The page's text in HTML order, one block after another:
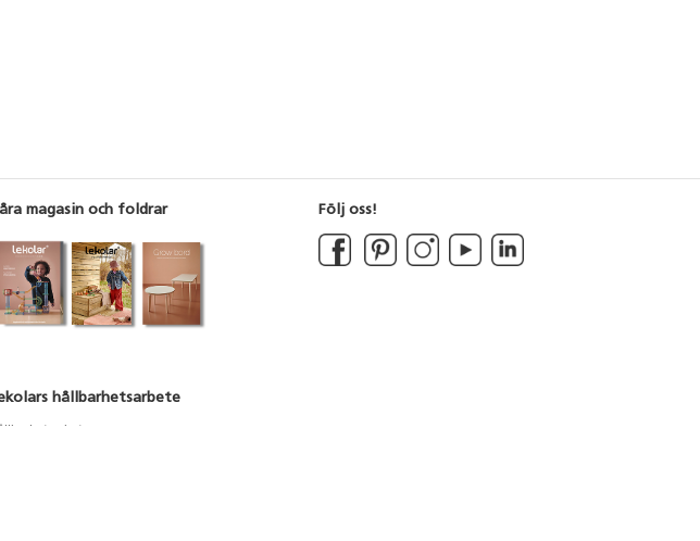
magasin och foldrar
hållbarhetsarbete
Följ oss!